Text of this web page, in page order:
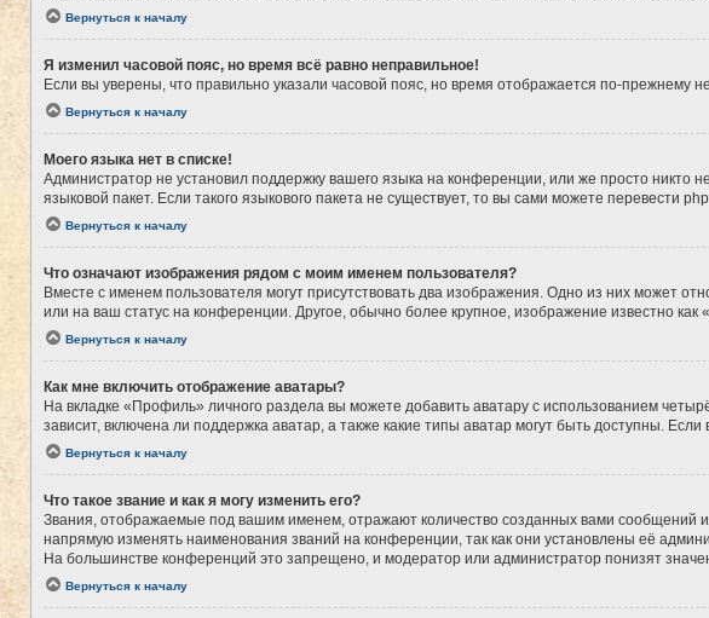
Вернуться к началу
Я изменил часовой пояс, но время всё равно неправильное!
Если вы уверены, что правильно указали часовой пояс, но время отображается по-прежнему
Вернуться к началу
Моего языка нет в списке!
Администратор не установил поддержку вашего языка на конференции, или же просто
языковой пакет. Если такого языкового пакета не существует, то вы сами можете
Вернуться к началу
Что означают изображения рядом с моим именем пользователя?
Вместе с именем пользователя могут присутствовать два изображения. Одно из них может
или на ваш статус на конференции. Другое, обычно более крупное, изображение известно как
Вернуться к началу
Как мне включить отображение аватары?
На вкладке «Профиль» личного раздела вы можете добавить аватару с использованием
зависит, включена ли поддержка аватар, а также какие типы аватар могут быть доступны.
Вернуться к началу
Что такое звание и как я могу изменить его?
Звания, отображаемые под вашим именем, отражают количество созданных вами
напрямую изменять наименования званий на конференции, так как они установлены её
На большинстве конференций это запрещено, и модератор или администратор понизят
Вернуться к началу